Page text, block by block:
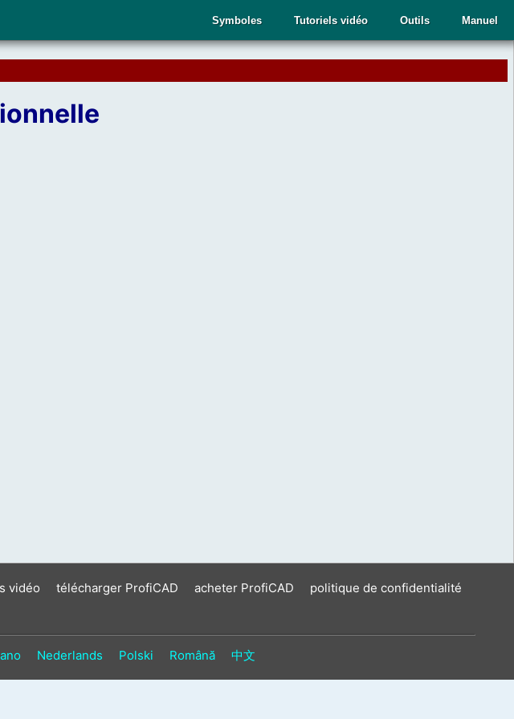
Manuel
Outils
Tutoriels vidéo
Symboles
vidéo télécharger ProfiCAD acheter ProfiCAD
politique de confidentialité
Nederlands Polski Română 中文